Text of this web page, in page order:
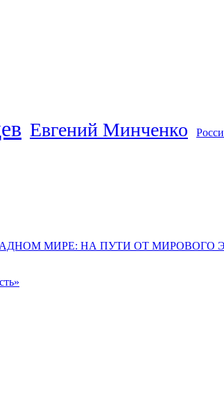
Евгений Минченко
МИРЕ: НА ПУТИ ОТ МИРОВОГО